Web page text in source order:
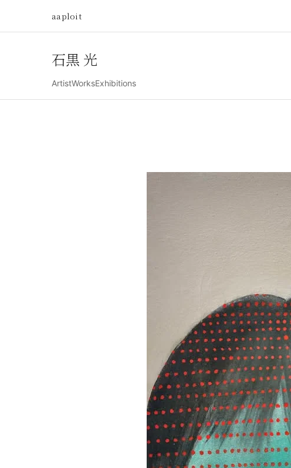
aaploit
石黒 光
ArtistWorksExhibitions